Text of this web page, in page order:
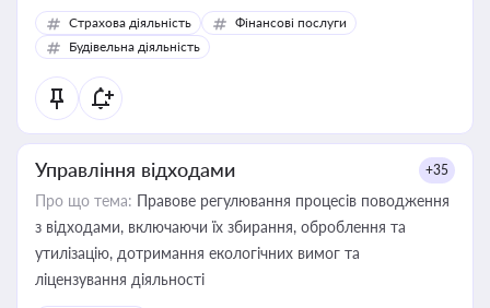
корисне для власника бізнесу, керівника, юриста або
бухгалтера під час оподаткування, приватизації, оренди
державного майна, корпоративних угод і перевірки
статусу суб'єктів оціночної діяльності
Страхова діяльність
Фінансові послуги
Будівельна діяльність
Управління відходами +35
Про що тема: Правове регулювання процесів поводження
з відходами, включаючи їх збирання, оброблення та
утилізацію, дотримання екологічних вимог та
ліцензування діяльності